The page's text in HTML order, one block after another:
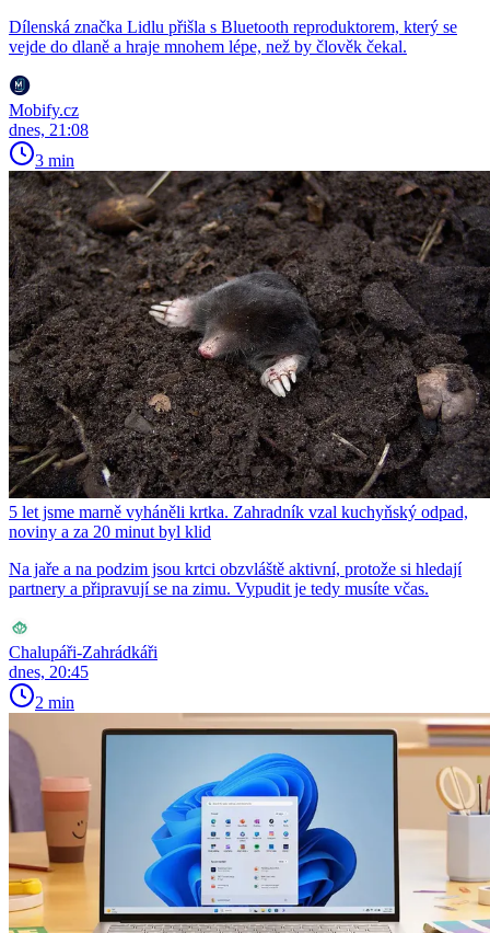
Dílenská značka Lidlu přišla s Bluetooth reproduktorem, který se
vejde do dlaně a hraje mnohem lépe, než by člověk čekal.
Mobify.cz
dnes, 21:08
3 min
5 let jsme marně vyháněli krtka. Zahradník vzal kuchyňský odpad,
noviny a za 20 minut byl klid
Na jaře a na podzim jsou krtci obzvláště aktivní, protože si hledají
partnery a připravují se na zimu. Vypudit je tedy musíte včas.
Chalupáři-Zahrádkáři
dnes, 20:45
2 min